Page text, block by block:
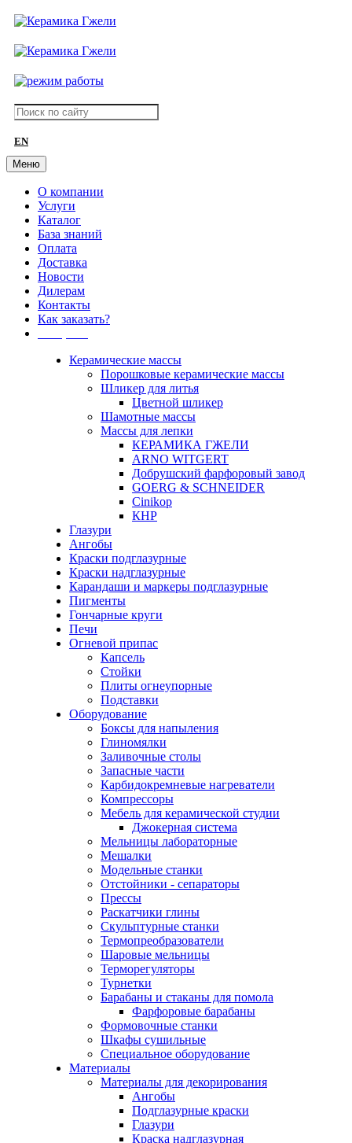
EN
Меню
О компании
Услуги
Каталог
База знаний
Оплата
Доставка
Новости
Дилерам
Контакты
Как заказать?
Керамические массы
Порошковые керамические массы
Шликер для литья
Цветной шликер
Шамотные массы
Массы для лепки
КЕРАМИКА ГЖЕЛИ
ARNO WITGERT
Добрушский фарфоровый завод
GOERG & SCHNEIDER
Cinikop
КНР
Глазури
Ангобы
Краски подглазурные
Краски надглазурные
Карандаши и маркеры подглазурные
Пигменты
Гончарные круги
Печи
Огневой припас
Капсель
Стойки
Плиты огнеупорные
Подставки
Оборудование
Боксы для напыления
Глиномялки
Заливочные столы
Запасные части
Карбидокремневые нагреватели
Компрессоры
Мебель для керамической студии
Джокерная система
Мельницы лабораторные
Мешалки
Модельные станки
Отстойники - сепараторы
Прессы
Раскатчики глины
Скульптурные станки
Термопреобразователи
Шаровые мельницы
Терморегуляторы
Турнетки
Барабаны и стаканы для помола
Фарфоровые барабаны
Формовочные станки
Шкафы сушильные
Специальное оборудование
Материалы
Материалы для декорирования
Ангобы
Подглазурные краски
Глазури
Краска надглазурная